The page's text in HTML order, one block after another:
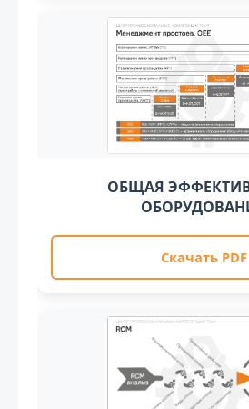
ОБЩАЯ
Скачать PDF